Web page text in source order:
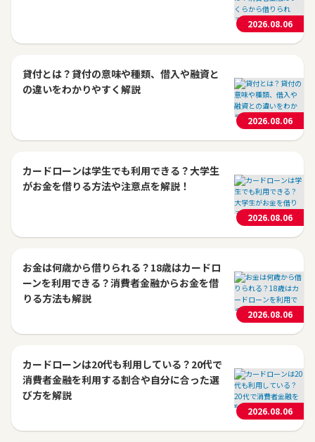
2026.08.06
貸付とは？貸付の意味や種類、借入や融資と
の違いをわかりやすく解説
2026.08.06
カードローンは学生でも利用できる？大学生
がお金を借りる方法や注意点を解説！
2026.08.06
お金は何歳から借りられる？18歳はカードロ
ーンを利用できる？消費者金融からお金を借
りる方法も解説
2026.08.06
カードローンは20代も利用している？20代で
消費者金融を利用する割合や自分に合った選
び方を解説
2026.08.06